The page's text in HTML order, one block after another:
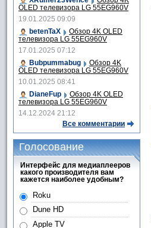
OLED телевизора LG 55EG960V
19.01.2025 09:09
betenTaX
Обзор 4K OLED
телевизора LG 55EG960V
17.01.2025 07:12
Bubpummabug
Обзор 4K
OLED телевизора LG 55EG960V
10.01.2025 08:41
DianeFup
Обзор 4K OLED
телевизора LG 55EG960V
14.12.2024 21:12
Все комментарии
Голосование
Интерфейс для медиаплееров
какого производителя вам
кажется наиболее удобным?
Roku
Dune HD
Apple TV